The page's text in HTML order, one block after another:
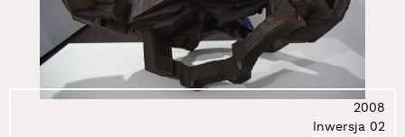
2008
Inwersja 02